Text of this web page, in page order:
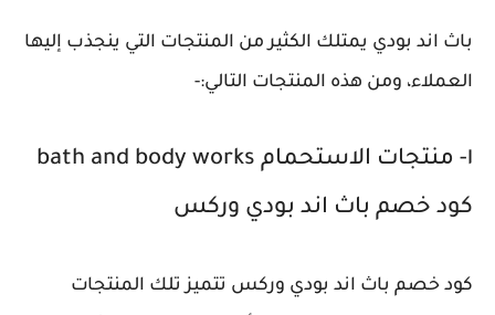
باث اند بودي يمتلك الكثير من المنتجات التي ينجذب إليها
العملاء، ومن هذه المنتجات التالي:-
١- منتجات الاستحمام bath and body works
كود خصم باث اند بودي وركس
كود خصم باث اند بودي وركس تتميز تلك المنتجات